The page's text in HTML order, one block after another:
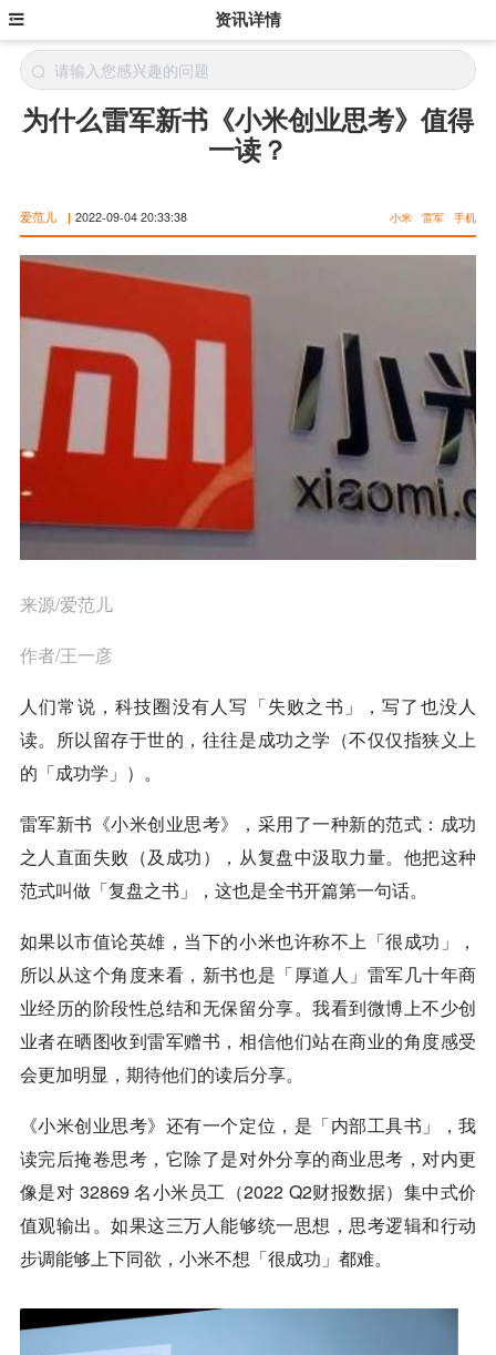
资讯详情
为什么雷军新书《小米创业思考》值得
一读？
爱范儿 | 2022-09-04 20:33:38 小米 雷军 手机
来源/爱范儿
作者/王一彦
人们常说，科技圈没有人写「失败之书」，写了也没人
读。所以留存于世的，往往是成功之学（不仅仅指狭义上
的「成功学」）。
雷军新书《小米创业思考》，采用了一种新的范式：成功
之人直面失败（及成功），从复盘中汲取力量。他把这种
范式叫做「复盘之书」，这也是全书开篇第一句话。
如果以市值论英雄，当下的小米也许称不上「很成功」，
所以从这个角度来看，新书也是「厚道人」雷军几十年商
业经历的阶段性总结和无保留分享。我看到微博上不少创
业者在晒图收到雷军赠书，相信他们站在商业的角度感受
会更加明显，期待他们的读后分享。
《小米创业思考》还有一个定位，是「内部工具书」，我
读完后掩卷思考，它除了是对外分享的商业思考，对内更
像是对 32869 名小米员工（2022 Q2财报数据）集中式价
值观输出。如果这三万人能够统一思想，思考逻辑和行动
步调能够上下同欲，小米不想「很成功」都难。